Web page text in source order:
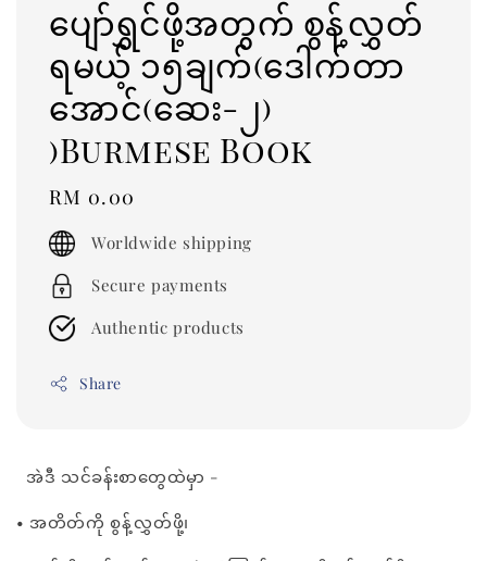
ပျော်ရွှင်ဖို့အတွက် စွန့်လွှတ်
ရမယ့် ၁၅ချက်(ဒေါက်တာ
အောင်(ဆေး-၂)
)Burmese Book
Regular
price
RM 0.00
Worldwide shipping
Secure payments
Authentic products
Share
အဲဒီ သင်ခန်းစာတွေထဲမှာ -
• အတိတ်ကို စွန့်လွှတ်ဖို့၊